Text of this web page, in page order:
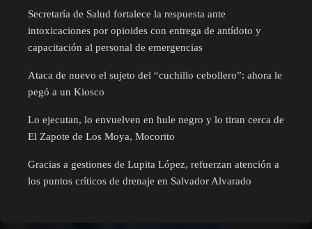
Secretaría de Salud fortalece la respuesta ante
intoxicaciones por opioides con entrega de antídoto y
capacitación al personal de emergencias
Ataca de nuevo el sujeto del “cuchillo cebollero”: ahora le
pegó a un Kiosco
Lo ejecutan, lo envuelven en hule negro y lo tiran cerca de
El Zapote de Los Moya, Mocorito
Gracias a gestiones de Lupita López, refuerzan atención a
los puntos críticos de drenaje en Salvador Alvarado